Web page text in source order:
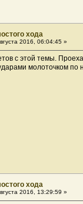
хода
2016, 06:04:45 »
с этой темы.
молоточком по
хода
2016, 13:29:59 »